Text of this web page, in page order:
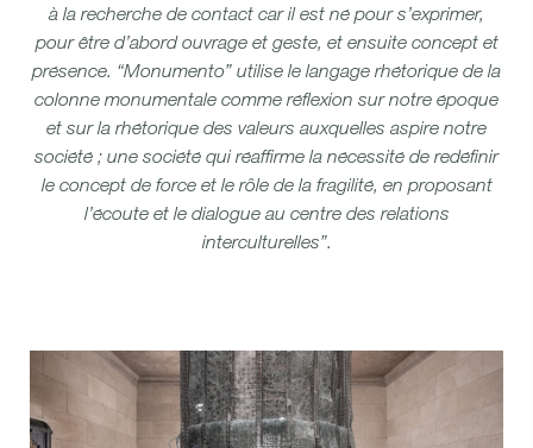
à la recherche de contact car il est né pour s’exprimer,
pour être d’abord ouvrage et geste, et ensuite concept et
présence. “Monumento” utilise le langage rhétorique de la
colonne monumentale comme réflexion sur notre époque
et sur la rhétorique des valeurs auxquelles aspire notre
société ; une société qui réaffirme la nécessité de redéfinir
le concept de force et le rôle de la fragilité, en proposant
l’écoute et le dialogue au centre des relations
interculturelles”.